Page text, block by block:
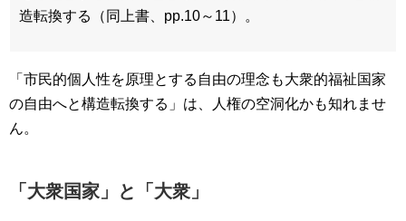
造転換する（同上書、pp.10～11）。
「市民的個人性を原理とする自由の理念も大衆的福祉国家
の自由へと構造転換する」は、人権の空洞化かも知れませ
ん。
「大衆国家」と「大衆」